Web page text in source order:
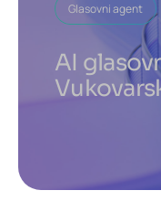
Glasovni agent
AI